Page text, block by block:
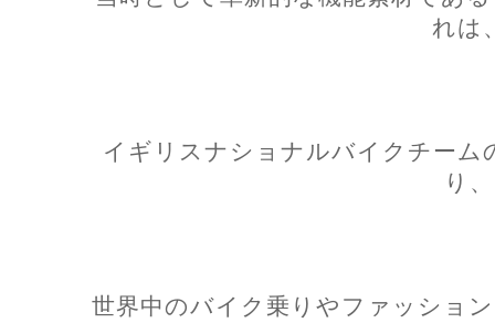
れは
イギリスナショナルバイクチー
り、
世界中のバイク乗りやファッショ